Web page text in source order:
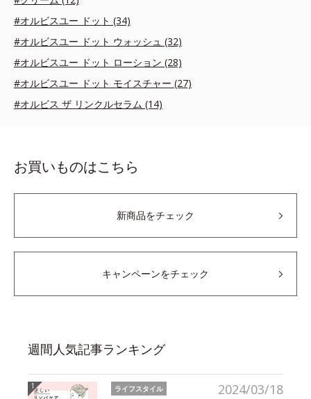
#オルビスユー ドット (34)
#オルビスユー ドット ウォッシュ (32)
#オルビスユー ドット ローション (28)
#オルビスユー ドット モイスチャー (27)
#オルビス ザ リンクルセラム (14)
お買いものはこちら
新商品をチェック
キャンペーンをチェック
週間人気記事ランキング
2024/03/18
ライフスタイル